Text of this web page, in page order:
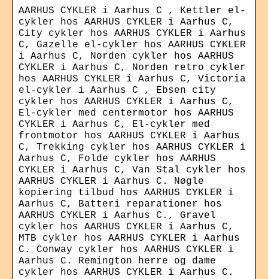
AARHUS CYKLER i Aarhus C , Kettler el-
cykler hos AARHUS CYKLER i Aarhus C,
City cykler hos AARHUS CYKLER i Aarhus
C, Gazelle el-cykler hos AARHUS CYKLER
i Aarhus C, Norden cykler hos AARHUS
CYKLER i Aarhus C, Norden retro cykler
hos AARHUS CYKLER i Aarhus C, Victoria
el-cykler i Aarhus C , Ebsen city
cykler hos AARHUS CYKLER i Aarhus C,
El-cykler med centermotor hos AARHUS
CYKLER i Aarhus C, El-cykler med
frontmotor hos AARHUS CYKLER i Aarhus
C, Trekking cykler hos AARHUS CYKLER i
Aarhus C, Folde cykler hos AARHUS
CYKLER i Aarhus C, Van Stal cykler hos
AARHUS CYKLER i Aarhus C. Nøgle
kopiering tilbud hos AARHUS CYKLER i
Aarhus C, Batteri reparationer hos
AARHUS CYKLER i Aarhus C., Gravel
cykler hos AARHUS CYKLER i Aarhus C,
MTB cykler hos AARHUS CYKLER i Aarhus
C. Conway cykler hos AARHUS CYKLER i
Aarhus C. Remington herre og dame
cykler hos AARHUS CYKLER i Aarhus C.